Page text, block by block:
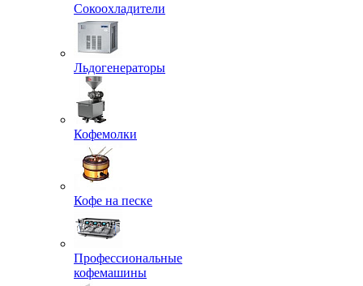
Сокоохладители
Льдогенераторы
Кофемолки
Кофе на песке
Профессиональные
кофемашины